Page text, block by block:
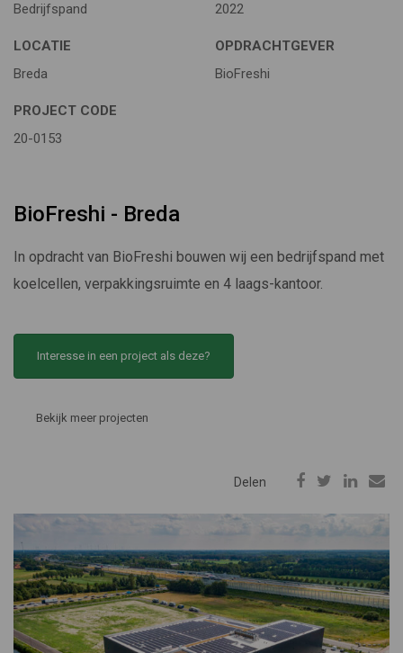
Bedrijfspand
2022
LOCATIE
Breda
OPDRACHTGEVER
BioFreshi
PROJECT CODE
20-0153
BioFreshi - Breda
In opdracht van BioFreshi bouwen wij een bedrijfspand met
koelcellen, verpakkingsruimte en 4 laags-kantoor.
Interesse in een project als deze?
Bekijk meer projecten
Delen